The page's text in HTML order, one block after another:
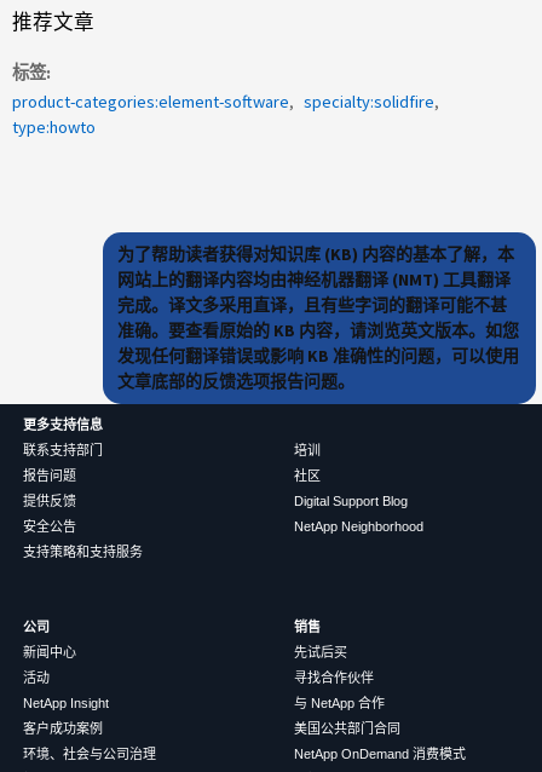
推荐文章
标签
product-categories:element-software
specialty:solidfire
type:howto
为了帮助读者获得对知识库 (KB) 内容的基本了解，本
网站上的翻译内容均由神经机器翻译 (NMT) 工具翻译
完成。译文多采用直译，且有些字词的翻译可能不甚
准确。要查看原始的 KB 内容，请浏览英文版本。如您
发现任何翻译错误或影响 KB 准确性的问题，可以使用
文章底部的反馈选项报告问题。
更多支持信息
联系支持部门
报告问题
提供反馈
安全公告
支持策略和支持服务
培训
社区
Digital Support Blog
NetApp Neighborhood
公司
新闻中心
活动
NetApp Insight
客户成功案例
环境、社会与公司治理
销售
先试后买
寻找合作伙伴
与 NetApp 合作
美国公共部门合同
NetApp OnDemand 消费模式